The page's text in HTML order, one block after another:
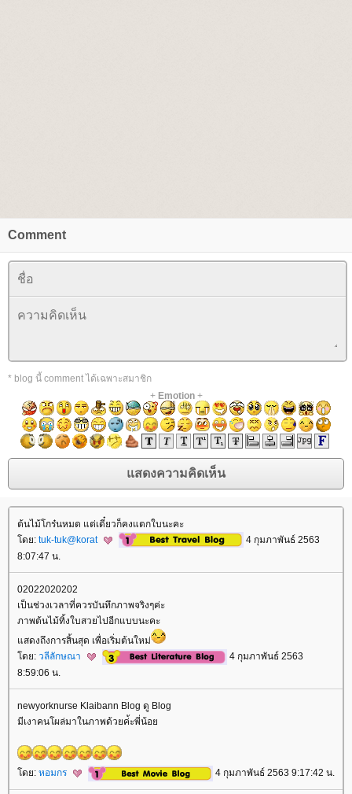
Comment
* blog นี้ comment ได้เฉพาะสมาชิก
+ Emotion+
ต้นไม้โกร๋นหมด แต่เดี๋ยวก็คงแตกใบนะคะ
ดย: tuk-tuk@korat
4 กุมภาพันธ์ 2563
8:07:47 น.
02022020202
เป็นช่วงเวลาที่ควรบันทึกภาพจริงๆค่ะ
ภาพต้นไม้ทิ้งใบสวยไปอีกแบบนะคะ
สดงถึงการสิ้นสุด เพื่อเริ่มต้นใหม่
ดย: วลีลักษณา
4 กุมภาพันธ์ 2563
8:59:06 น.
newyorknurse Klaibann Blog ดู Blog
มีเงาคนโผล่มาในภาพด้วยค่้ะพี่น้อ
ดย: หอมกร 4 กุมภาพันธ์ 2563 9:17:42 น.